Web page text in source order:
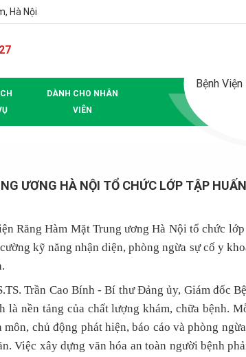
Hà Nội
DÀNH CHO NHÂN
VIÊN
ƯƠNG HÀ NỘI TỔ CHỨC LỚP TẬP
Răng Hàm Mặt Trung ương Hà Nội tổ chức
kỹ năng nhận diện, phòng ngừa sự cố y
Trần Cao Bính-Bí thư Đảng ủy, Giám đốc
là nền tảng của chất lượng khám, chữa bệnh.
chủ động phát hiện, báo cáo và phòng
Việc xây dựng văn hóa an toàn người bệnh